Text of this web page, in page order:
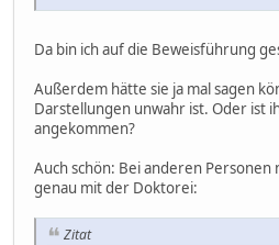
Da bin ich auf die Beweisführung
Außerdem hätte sie ja mal sagen
Darstellungen unwahr ist. Oder ist
angekommen?
Auch schön: Bei anderen Personen
genau mit der Doktorei:
Zitat